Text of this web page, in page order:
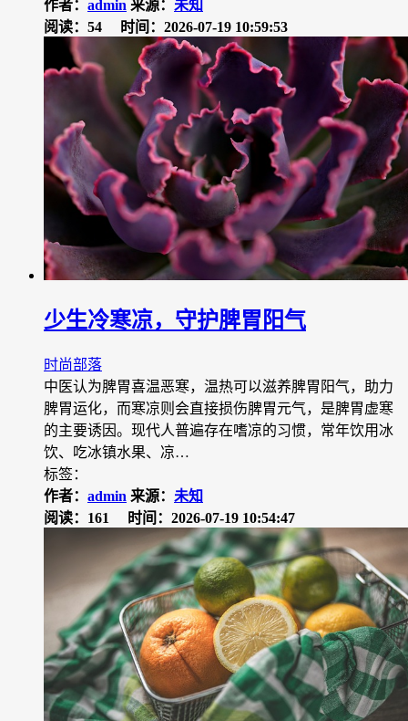
作者： admin 来源： 未知
阅读：54
时间：2026-07-19 10:59:53
少生冷寒凉，守护脾胃阳气
时尚部落
中医认为脾胃喜温恶寒，温热可以滋养脾胃阳气，助力
脾胃运化，而寒凉则会直接损伤脾胃元气，是脾胃虚寒
的主要诱因。现代人普遍存在嗜凉的习惯，常年饮用冰
饮、吃冰镇水果、凉…
标签：
作者： admin 来源： 未知
阅读：161
时间：2026-07-19 10:54:47